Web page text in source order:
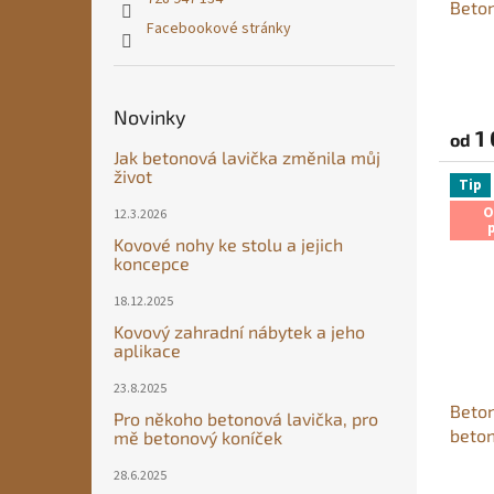
Facebookové stránky
Novinky
Jak betonová lavička změnila můj
život
12.3.2026
Kovové nohy ke stolu a jejich
koncepce
18.12.2025
Kovový zahradní nábytek a jeho
aplikace
23.8.2025
Pro někoho betonová lavička, pro
mě betonový koníček
28.6.2025
je
5,0
5
od 1
Tip